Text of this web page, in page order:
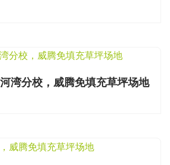
湾分校，威腾免填充草坪场地